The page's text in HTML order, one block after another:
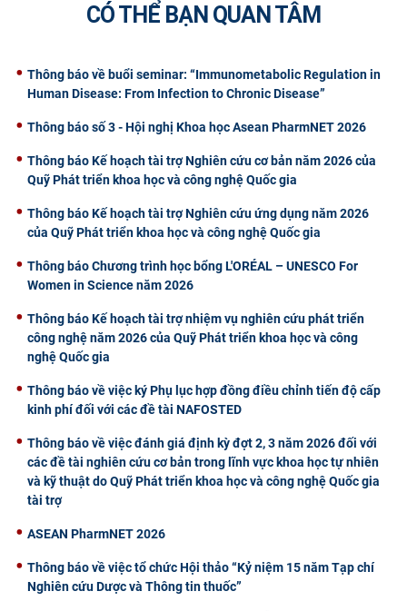
CÓ THỂ BẠN QUAN TÂM
Thông báo về buổi seminar: “Immunometabolic Regulation in
Human Disease: From Infection to Chronic Disease”
Thông báo số 3 - Hội nghị Khoa học Asean PharmNET 2026
Thông báo Kế hoạch tài trợ Nghiên cứu cơ bản năm 2026 của
Quỹ Phát triển khoa học và công nghệ Quốc gia
Thông báo Kế hoạch tài trợ Nghiên cứu ứng dụng năm 2026
của Quỹ Phát triển khoa học và công nghệ Quốc gia
Thông báo Chương trình học bổng L'ORÉAL – UNESCO For
Women in Science năm 2026
Thông báo Kế hoạch tài trợ nhiệm vụ nghiên cứu phát triển
công nghệ năm 2026 của Quỹ Phát triển khoa học và công
nghệ Quốc gia
Thông báo về việc ký Phụ lục hợp đồng điều chỉnh tiến độ cấp
kinh phí đối với các đề tài NAFOSTED
Thông báo về việc đánh giá định kỳ đợt 2, 3 năm 2026 đối với
các đề tài nghiên cứu cơ bản trong lĩnh vực khoa học tự nhiên
và kỹ thuật do Quỹ Phát triển khoa học và công nghệ Quốc gia
tài trợ
ASEAN PharmNET 2026
Thông báo về việc tổ chức Hội thảo “Kỷ niệm 15 năm Tạp chí
Nghiên cứu Dược và Thông tin thuốc”